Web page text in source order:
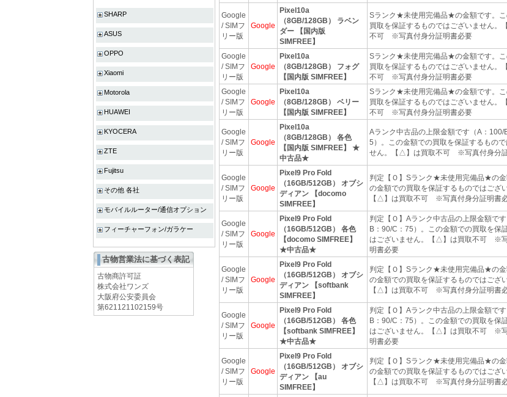
Google
/ SIMフ
リー版
Google
Pixel10a
（8GB/128GB） ラベン
ダー 【国内版
SIMFREE】
Sランク★未使用完備品★の金額です。こ
買取を保証するものではございません。
不可 ※写真付身分証明書必要
Google
/ SIMフ
リー版
Google
Pixel10a
（8GB/128GB） フォグ
【国内版 SIMFREE】
Sランク★未使用完備品★の金額です。こ
買取を保証するものではございません。
不可 ※写真付身分証明書必要
Google
/ SIMフ
リー版
Google
Pixel10a
（8GB/128GB） ベリー
【国内版 SIMFREE】
Sランク★未使用完備品★の金額です。こ
買取を保証するものではございません。
不可 ※写真付身分証明書必要
Google
/ SIMフ
リー版
Google
Pixel10a
（8GB/128GB） 各色
【国内版 SIMFREE】 ★
中古品★
Aランク中古品の上限金額です（A：100/
5）。この金額での買取を保証するもので
せん。【△】は買取不可 ※写真付身分
Google
/ SIMフ
リー版
Google
Pixel9 Pro Fold
（16GB/512GB） オブシ
ディアン 【docomo
SIMFREE】
判定【Ｏ】Sランク★未使用完備品★の金
の金額での買取を保証するものではござ
【△】は買取不可 ※写真付身分証明書
Google
/ SIMフ
リー版
Google
Pixel9 Pro Fold
（16GB/512GB） 各色
【docomo SIMFREE】
★中古品★
判定【Ｏ】Aランク中古品の上限金額で
B：90/C：75）。この金額での買取を保
はございません。【△】は買取不可 ※
明書必要
Google
/ SIMフ
リー版
Google
Pixel9 Pro Fold
（16GB/512GB） オブシ
ディアン 【softbank
SIMFREE】
判定【Ｏ】Sランク★未使用完備品★の金
の金額での買取を保証するものではござ
【△】は買取不可 ※写真付身分証明書
Google
/ SIMフ
リー版
Google
Pixel9 Pro Fold
（16GB/512GB） 各色
【softbank SIMFREE】
★中古品★
判定【Ｏ】Aランク中古品の上限金額で
B：90/C：75）。この金額での買取を保
はございません。【△】は買取不可 ※
明書必要
Google
/ SIMフ
リー版
Google
Pixel9 Pro Fold
（16GB/512GB） オブシ
ディアン 【au
SIMFREE】
判定【Ｏ】Sランク★未使用完備品★の金
の金額での買取を保証するものではござ
【△】は買取不可 ※写真付身分証明書
SHARP
ASUS
OPPO
Xiaomi
Motorola
HUAWEI
KYOCERA
ZTE
Fujitsu
その他 各社
モバイルルーター/通信オプション
フィーチャーフォン/ガラケー
古物営業法に基づく表記
古物商許可証
株式会社ワンズ
大阪府公安委員会
第621121102159号